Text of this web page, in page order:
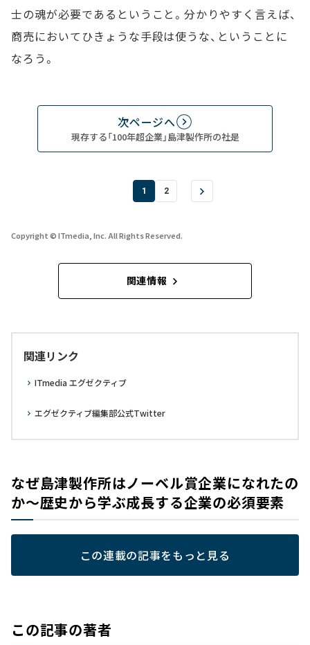
士の魂が必要であるということ。分かりやすく言えば、
商売においてひきょうな手段は使うな、ということに
なろう。
次ページへ
現存する「100年超企業」島津製作所の社是
1 2
Copyright © ITmedia, Inc. All Rights Reserved.
関連情報
関連リンク
ITmedia エグゼクティブ
エグゼクティブ編集部公式Twitter
なぜ島津製作所はノーベル賞企業になれたの
か～歴史から学ぶ成長する企業の必須要素
この連載の記事をもっと見る
この記事の著者